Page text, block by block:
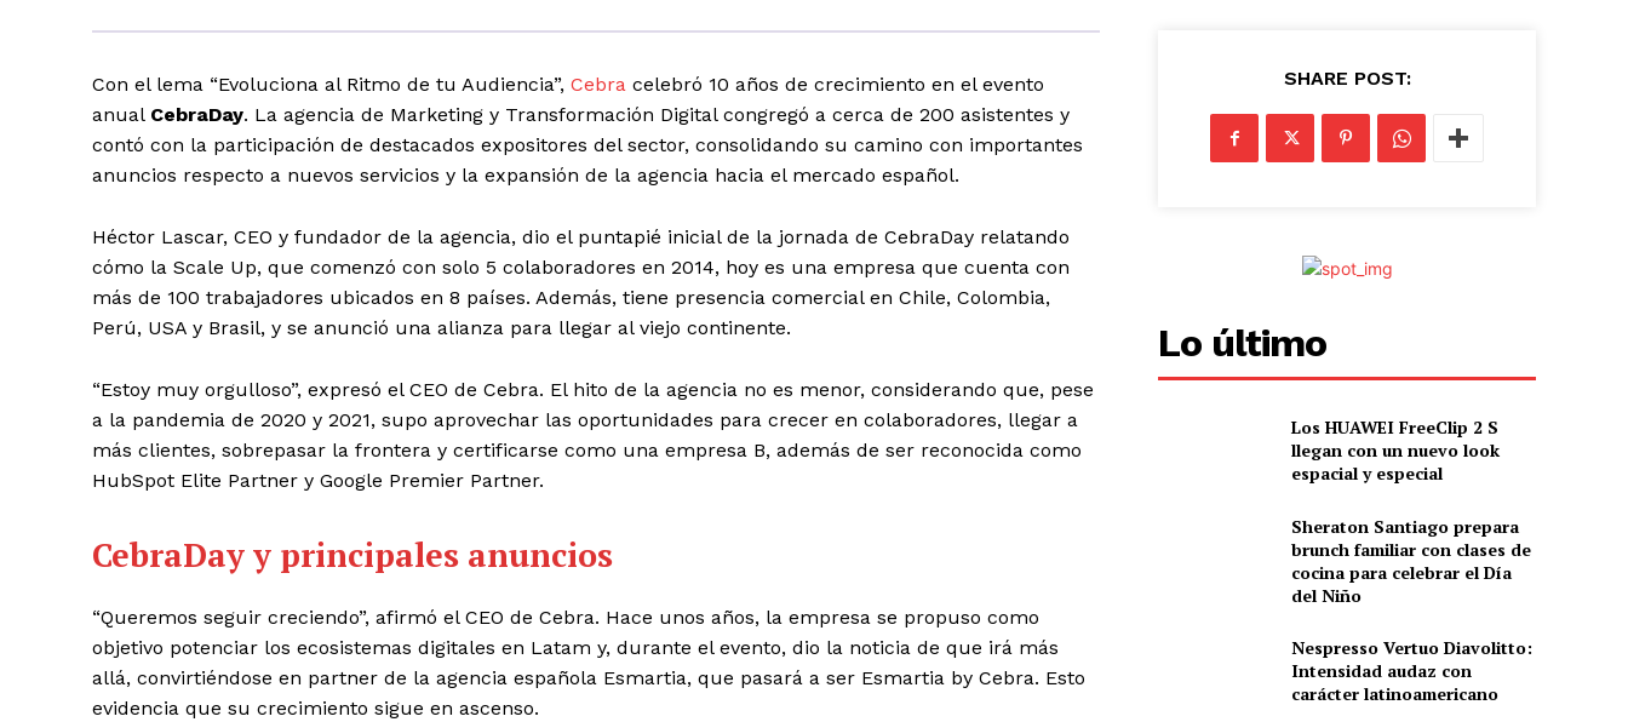
Con el lema “Evoluciona al Ritmo de tu Audiencia”, Cebra celebró 10 años de crecimiento en el evento
anual CebraDay. La agencia de Marketing y Transformación Digital congregó a cerca de 200 asistentes y
contó con la participación de destacados expositores del sector, consolidando su camino con importantes
anuncios respecto a nuevos servicios y la expansión de la agencia hacia el mercado español.
Héctor Lascar, CEO y fundador de la agencia, dio el puntapié inicial de la jornada de CebraDay relatando
cómo la Scale Up, que comenzó con solo 5 colaboradores en 2014, hoy es una empresa que cuenta con
más de 100 trabajadores ubicados en 8 países. Además, tiene presencia comercial en Chile, Colombia,
Perú, USA y Brasil, y se anunció una alianza para llegar al viejo continente.
“Estoy muy orgulloso”, expresó el CEO de Cebra. El hito de la agencia no es menor, considerando que, pese
a la pandemia de 2020 y 2021, supo aprovechar las oportunidades para crecer en colaboradores, llegar a
más clientes, sobrepasar la frontera y certificarse como una empresa B, además de ser reconocida como
HubSpot Elite Partner y Google Premier Partner.
CebraDay y principales anuncios
“Queremos seguir creciendo”, afirmó el CEO de Cebra. Hace unos años, la empresa se propuso como
objetivo potenciar los ecosistemas digitales en Latam y, durante el evento, dio la noticia de que irá más
allá, convirtiéndose en partner de la agencia española Esmartia, que pasará a ser Esmartia by Cebra. Esto
evidencia que su crecimiento sigue en ascenso.
SHARE POST:
Lo último
Los HUAWEI FreeClip 2 S
llegan con un nuevo look
espacial y especial
Sheraton Santiago prepara
brunch familiar con clases de
cocina para celebrar el Día
del Niño
Nespresso Vertuo Diavolitto:
Intensidad audaz con
carácter latinoamericano